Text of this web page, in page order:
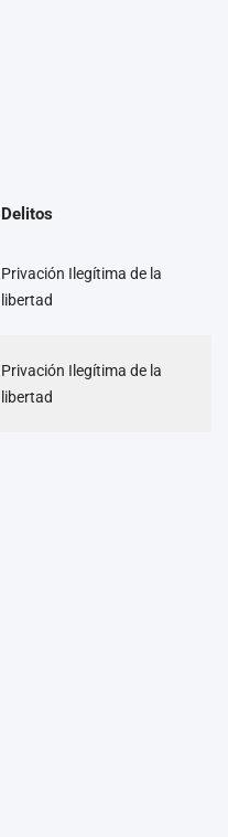
Delitos
Privación Ilegítima de la
libertad
Privación Ilegítima de la
libertad